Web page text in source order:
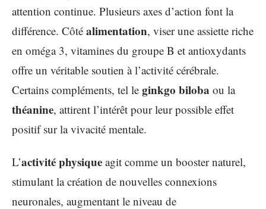
attention continue. Plusieurs axes d’action font la
différence. Côté alimentation, viser une assiette riche
en oméga 3, vitamines du groupe B et antioxydants
offre un véritable soutien à l’activité cérébrale.
Certains compléments, tel le ginkgo biloba ou la
théanine, attirent l’intérêt pour leur possible effet
positif sur la vivacité mentale.
L’activité physique agit comme un booster naturel,
stimulant la création de nouvelles connexions
neuronales, augmentant le niveau de